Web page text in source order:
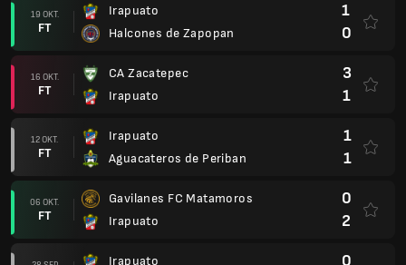
19 OKT.
FT
Irapuato
Halcones de Zapopan
1
0
16 OKT.
FT
CA Zacatepec
Irapuato
3
1
12 OKT.
FT
Irapuato
Aguacateros de Periban
1
1
06 OKT.
FT
Gavilanes FC Matamoros
Irapuato
0
2
Irapuato 0